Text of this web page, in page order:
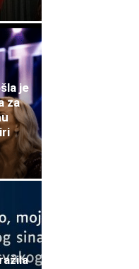
je
za